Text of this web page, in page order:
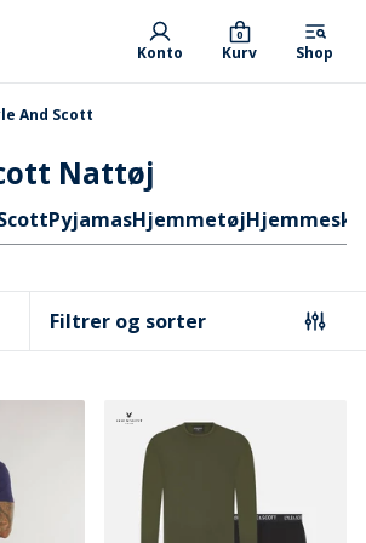
Konto Kurv
0
Shop
And Scott
Nattøj
PyjamasHjemmetøjHjemmesko
Filtrer og sorter